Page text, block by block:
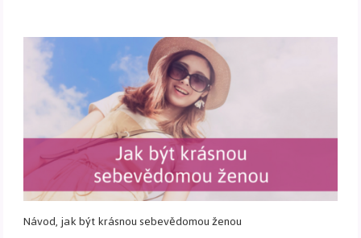
Návod, jak být krásnou sebevědomou ženou